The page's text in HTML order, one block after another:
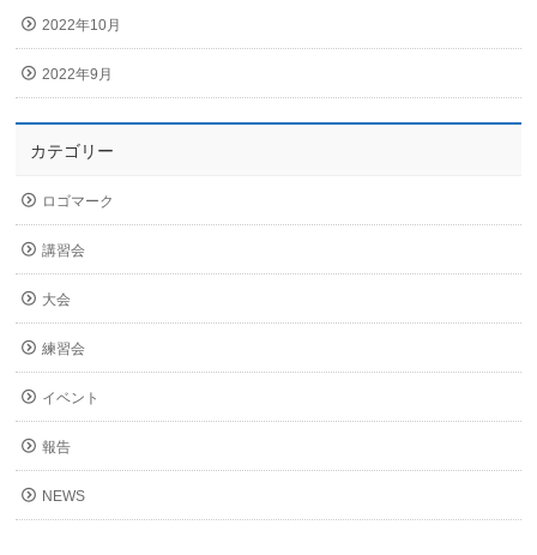
2022年10月
2022年9月
カテゴリー
ロゴマーク
講習会
大会
練習会
イベント
報告
NEWS